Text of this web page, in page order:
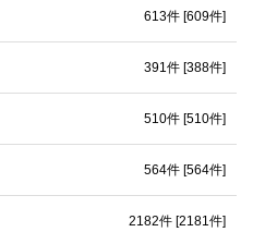
613件 [609件]
391件 [388件]
510件 [510件]
564件 [564件]
2182件 [2181件]